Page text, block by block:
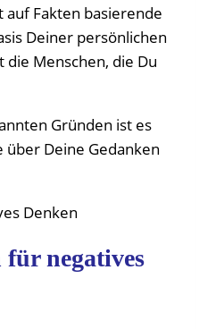
Fakten basierende
Deiner persönlichen
Menschen, die Du
Gründen ist es
Deine Gedanken
Denken
für negatives